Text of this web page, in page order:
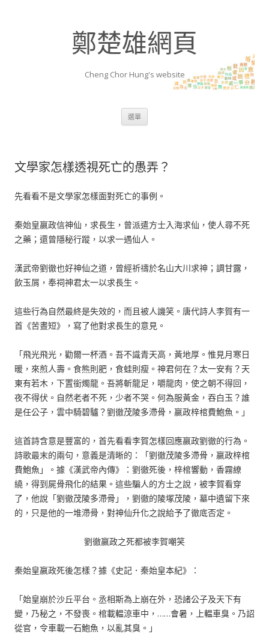
鄭楚雄網頁
Cheng Chor Hung's website
選單
文學家怎樣透視死亡的愚弄？
先看看不是文學家怎樣面對死亡的事例。
秦始皇嬴政信神仙，求長生，曾派遣方士入海求仙，使人尋不死
之藥；還曾隱秘行蹤，以求一遇仙人。
漢武帝劉徹也好神仙之道，曾經祈禱於名山大川求神；調甘露，
飲玉屑，奉祠神君太一以求長生。
這些行為自然最終是失效的，而且被人譏笑。唐代詩人李賀有一
首《苦晝短》，寫了他對求長生的意見。
「飛光飛光，勸爾一杯酒。吾不識青天高，黃地厚。惟見月寒日
暖，來煎人壽。食熊則肥，食蛙則瘦。神君何在？太一安有？天
東有若木，下置銜燭龍。吾將斬龍足，嚼龍肉，使之朝不得回，
夜不得伏。自然老者不死，少者不哭。何為服黃金，吞白玉？誰
是任公子，雲中騎碧驢？劉徹茂陵多滯骨，嬴政梓棺費鮑魚。」
這首詩含意是豐富的，首先看看李賀怎樣回應嬴政劉徹的行為。
詩歌最末的兩句，意義是清晰的：「劉徹茂陵多滯骨，嬴政梓棺
費鮑魚」。據《漢武帝內傳》：劉徹死後，梓棺響動，香霧繚
繞，得到屍骨飛化的結果。這些騙人的方士之說，被李賀看穿
了，他說「劉徹茂陵多滯骨」，劉徹的陵塚茂陵，墓中遺留下來
的，只是他的一堆滯骨，對神仙升化之說給予了徹底否定。
劉徹嬴政之死都被李賀嘲笑
秦始皇嬴政死後怎樣？據《史記．秦始皇本紀》：
「始皇崩於沙丘平台。丞相斯為上崩在外，恐諸公子及天下有
變，乃秘之，不發喪。棺載輼涼車中，……會暑，上輼車臭。乃詔
從官，令車載一石鮑魚，以亂其臭。」